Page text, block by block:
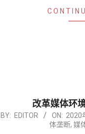
改革媒体环
2020-
BY: EDITOR ON: 2020
体垄断, 媒